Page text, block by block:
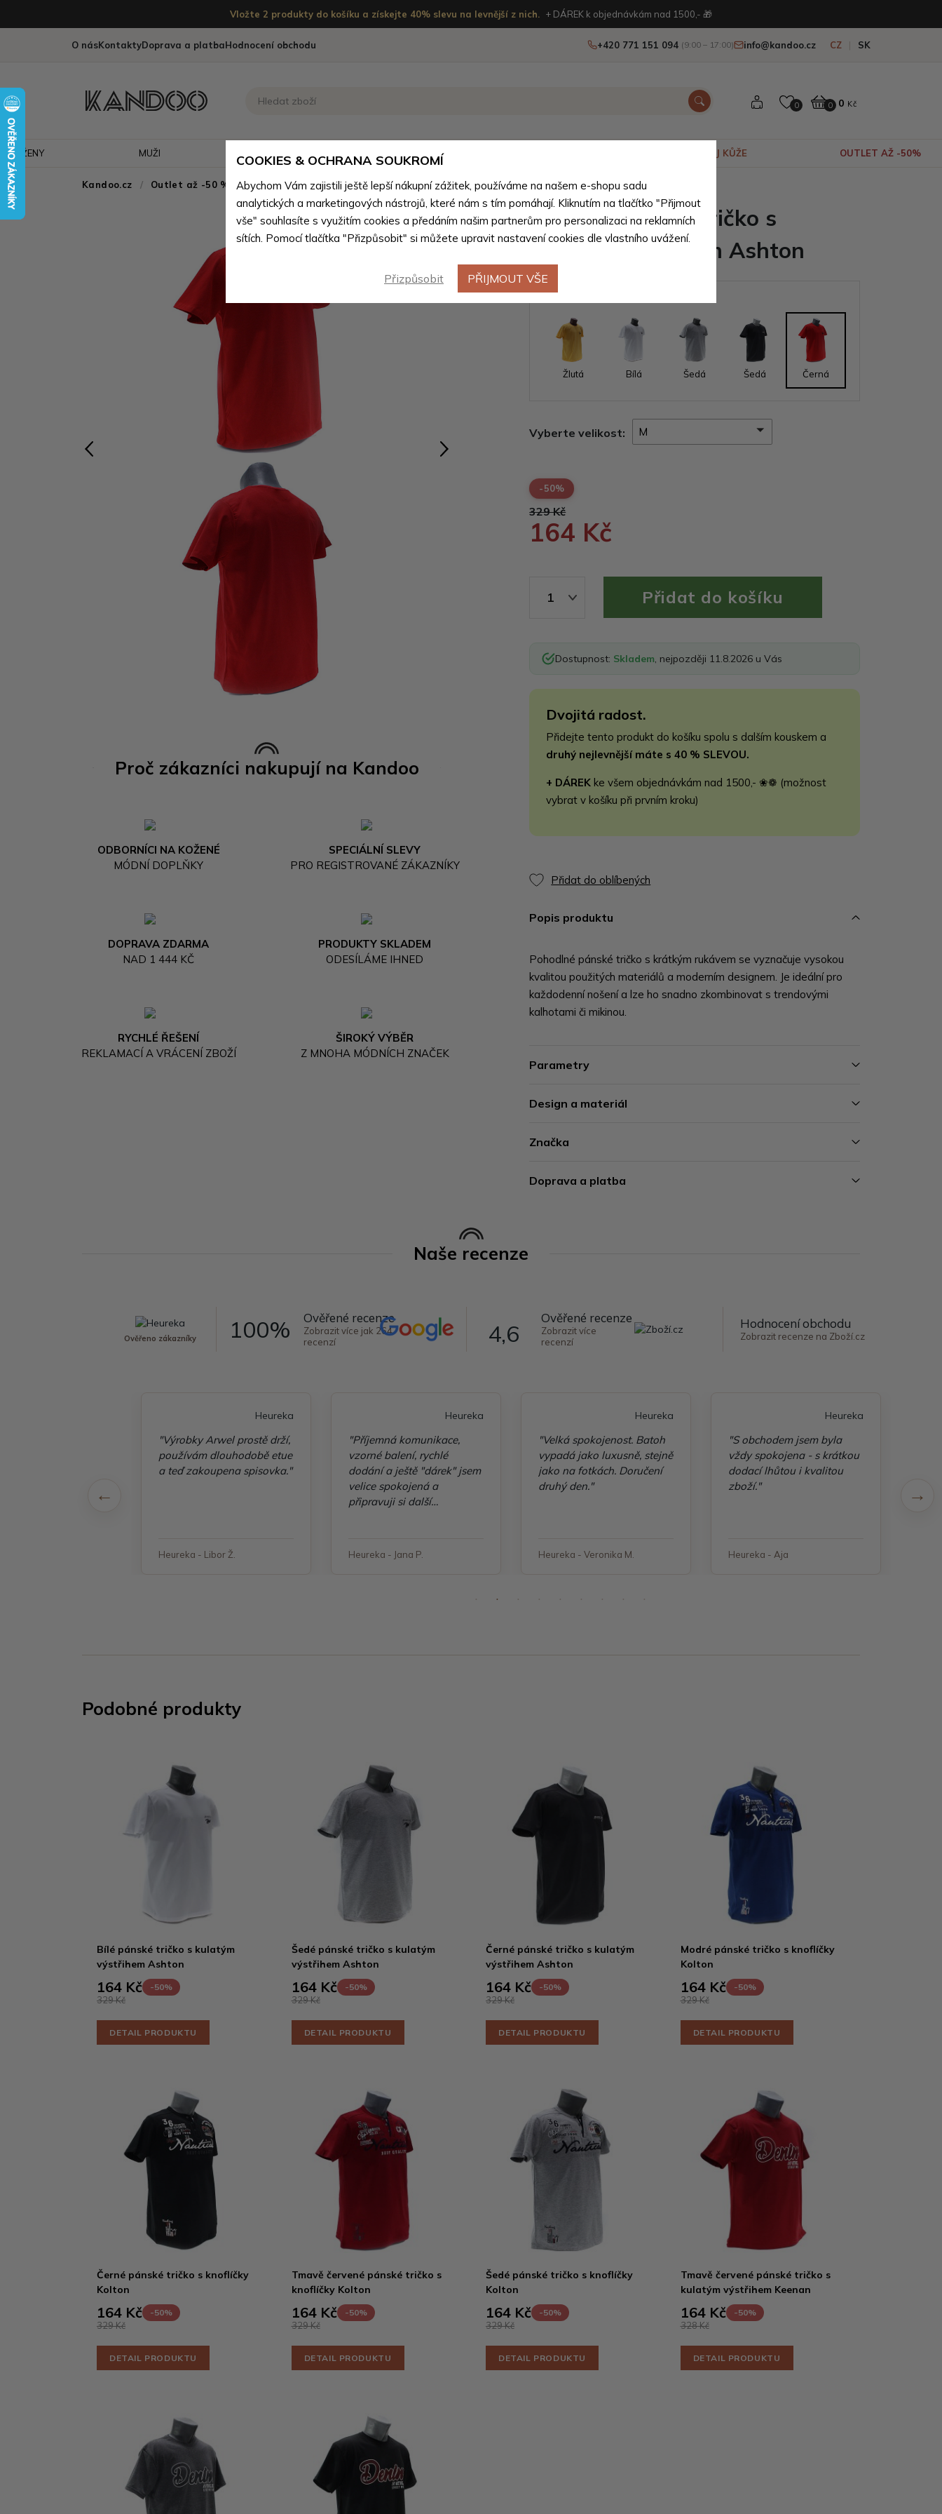
Vložte 2 produkty do košíku a získejte 40% slevu na levnější z nich. + DÁREK k objednávkám nad 1500,- 🎁
O násKontaktyDoprava a platbaHodnocení obchodu +420 771 151 094 (9:00 – 17:00) info@kandoo.cz CZ SK
0 0 0 Kč
ŽENY MUŽI VÝPRODEJ KŮŽE OUTLET AŽ -50%
Kandoo.cz Outlet až -50 % - doprodej nekoženého zboží
Proč zákazníci nakupují na Kandoo
ODBORNÍCI NA KOŽENÉ
MÓDNÍ DOPLŇKY
SPECIÁLNÍ SLEVY
PRO REGISTROVANÉ ZÁKAZNÍKY
DOPRAVA ZDARMA
NAD 1 444 KČ
PRODUKTY SKLADEM
ODESÍLÁME IHNED
RYCHLÉ ŘEŠENÍ
REKLAMACÍ A VRÁCENÍ ZBOŽÍ
ŠIROKÝ VÝBĚR
Z MNOHA MÓDNÍCH ZNAČEK
Červené pánské tričko s
kulatým výstřihem Ashton
Barevné varianty
Žlutá Bílá Šedá Šedá Černá
Vyberte velikost: M
-50%
329 Kč
164 Kč
1
Dostupnost: Skladem , nejpozději 11.8.2026 u Vás
Dvojitá radost.
Přidejte tento produkt do košíku spolu s dalším kouskem a
druhý nejlevnější máte s 40 % SLEVOU.
+ DÁREK ke všem objednávkám nad 1500,- ❀❁ (možnost
vybrat v košíku při prvním kroku)
Přidat do oblíbených
Popis produktu
Pohodlné pánské tričko s krátkým rukávem se vyznačuje vysokou
kvalitou použitých materiálů a moderním designem. Je ideální pro
každodenní nošení a lze ho snadno zkombinovat s trendovými
kalhotami či mikinou.
Parametry
Design a materiál
Značka
Doprava a platba
Naše recenze
Ověřeno zákazníky 100% Ověřené recenze
Zobrazit více jak 264
recenzí
4,6
Ověřené recenze
Zobrazit více
recenzí
Hodnocení obchodu
Zobrazit recenze na Zboží.cz
Heureka
"Výrobky Arwel prostě drží,
používám dlouhodobě etue
a teď zakoupena spisovka."
Heureka - Libor Ž.
Heureka
"Příjemná komunikace,
vzorné balení, rychlé
dodání a ještě "dárek" jsem
velice spokojená a
připravuji si další
Heureka - Jana P.
Heureka
"Velká spokojenost. Batoh
vypadá jako luxusně, stejně
jako na fotkách. Doručení
druhý den."
Heureka - Veronika M.
Heureka
"S obchodem jsem byla
vždy spokojena - s krátkou
dodací lhůtou i kvalitou
zboží."
Heureka - Aja
Podobné produkty
Bílé pánské tričko s kulatým
výstřihem Ashton
164 Kč -50%
329 Kč
DETAIL PRODUKTU
Šedé pánské tričko s kulatým
výstřihem Ashton
164 Kč -50%
329 Kč
DETAIL PRODUKTU
Černé pánské tričko s kulatým
výstřihem Ashton
164 Kč -50%
329 Kč
DETAIL PRODUKTU
Modré pánské tričko s knoflíčky
Kolton
164 Kč -50%
329 Kč
DETAIL PRODUKTU
Černé pánské tričko s knoflíčky
Kolton
164 Kč -50%
329 Kč
DETAIL PRODUKTU
Tmavě červené pánské tričko s
knoflíčky Kolton
164 Kč -50%
329 Kč
DETAIL PRODUKTU
Šedé pánské tričko s knoflíčky
Kolton
164 Kč -50%
329 Kč
DETAIL PRODUKTU
Tmavě červené pánské tričko s
kulatým výstřihem Keenan
164 Kč -50%
328 Kč
DETAIL PRODUKTU
COOKIES & OCHRANA SOUKROMÍ
Abychom Vám zajistili ještě lepší nákupní zážitek, používáme na našem e-shopu sadu
analytických a marketingových nástrojů, které nám s tím pomáhají. Kliknutím na tlačítko "Přijmout
vše" souhlasíte s využitím cookies a předáním našim partnerům pro personalizaci na reklamních
sítích. Pomocí tlačítka "Přizpůsobit" si můžete upravit nastavení cookies dle vlastního uvážení.
Přizpůsobit PŘIJMOUT VŠE